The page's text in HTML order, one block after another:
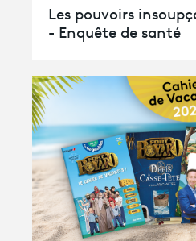
Les pouvoirs
- Enquête de santé